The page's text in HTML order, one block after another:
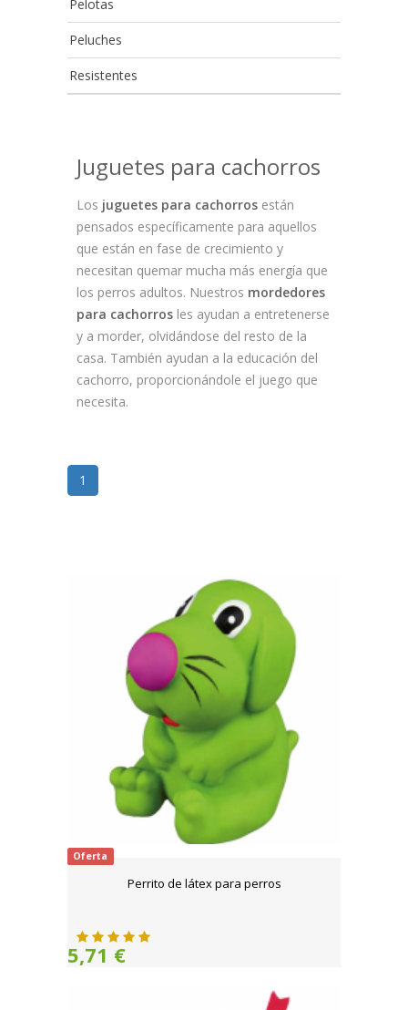
Pelotas
Peluches
Resistentes
Juguetes para cachorros
Los juguetes para cachorros están
pensados específicamente para aquellos
que están en fase de crecimiento y
necesitan quemar mucha más energía que
los perros adultos. Nuestros mordedores
para cachorros les ayudan a entretenerse
y a morder, olvidándose del resto de la
casa. También ayudan a la educación del
cachorro, proporcionándole el juego que
necesita.
1
Oferta
Perrito de látex para perros
5,71 €